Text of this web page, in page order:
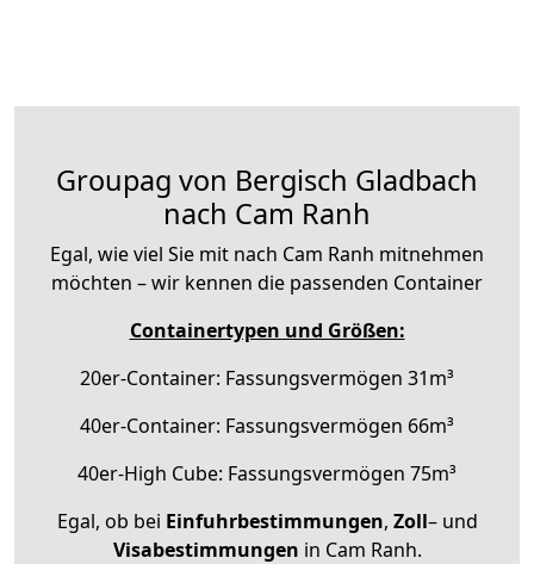
Groupag von Bergisch Gladbach
nach Cam Ranh
Egal, wie viel Sie mit nach Cam Ranh mitnehmen
möchten – wir kennen die passenden Container
Containertypen und Größen:
20er-Container: Fassungsvermögen 31m³
40er-Container: Fassungsvermögen 66m³
40er-High Cube: Fassungsvermögen 75m³
Egal, ob bei Einfuhrbestimmungen, Zoll– und
Visabestimmungen in Cam Ranh.